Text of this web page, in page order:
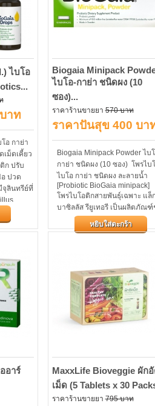
ไบโอ
าท
อ กาย่า
ม็ดเคี้ยว
ก ปรับ
อ ปวด
จุลินทรีย์ที่
Biogaia Minipack
ไบโอ-กาย่า ชนิดผง (10
ซอง)...
ราคาร้านขายยา570 บาท
ราคาปันสุข 400 บา
Biogaia Minipack Powder ไบ
กาย่า ชนิดผง (10 ซอง) โพรไบ
ไบโอ กาย่า ชนิดผง ละลายน้ำ
[Probiotic BioGaia minipack]
โพรไบโอติกสายพันธุ์เฉพาะ แล็
บาซิลลัส รียูเทอรี เป็นผลิตภัณ
ผง ละลายน้ำ สะดวก ไม่มีรสแล
สามารถผสมน้ำหรือเครื่องดื่ม...
หยิบใส่ตะกร้า
อาร์
MaxxLife Bioveggie ผัก
เม็ด (5 Tablets x 30
ราคาร้านขายยา795 บาท